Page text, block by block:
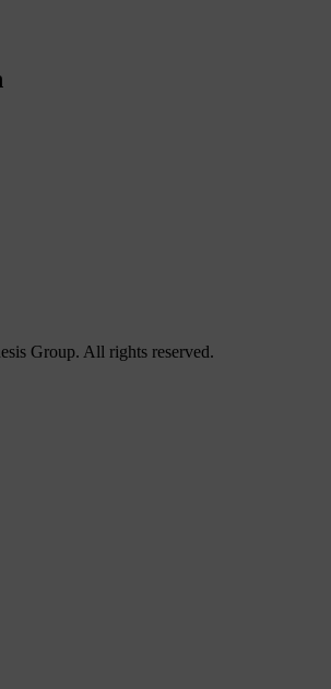
Group. All rights reserved.